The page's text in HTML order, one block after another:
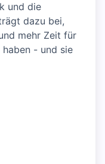
und die
dazu bei,
mehr Zeit für
- und sie